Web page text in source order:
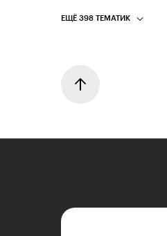
ЕЩЁ 398 ТЕМАТИК